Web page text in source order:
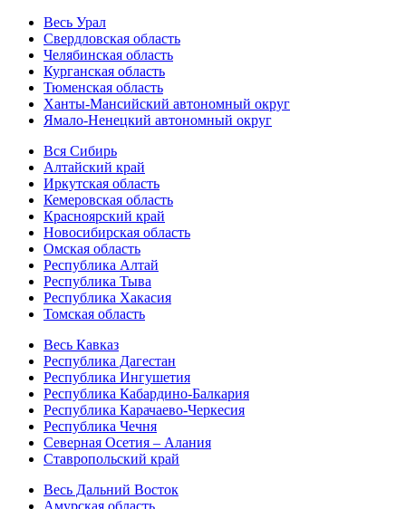
Весь Урал
Свердловская область
Челябинская область
Курганская область
Тюменская область
Ханты-Мансийский автономный округ
Ямало-Ненецкий автономный округ
Вся Сибирь
Алтайский край
Иркутская область
Кемеровская область
Красноярский край
Новосибирская область
Омская область
Республика Алтай
Республика Тыва
Республика Хакасия
Томская область
Весь Кавказ
Республика Дагестан
Республика Ингушетия
Республика Кабардино-Балкария
Республика Карачаево-Черкесия
Республика Чечня
Северная Осетия – Алания
Ставропольский край
Весь Дальний Восток
Амурская область